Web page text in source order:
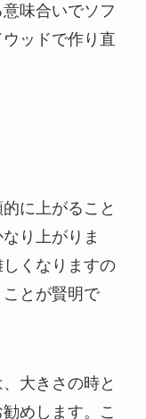
味合いでソフ
ッドで作り直
に上がること
り上がりま
くなりますの
とが賢明で
大きさの時と
めします。こ